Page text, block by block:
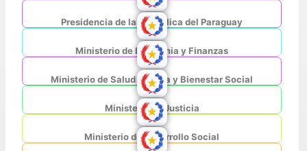
Presidencia de la República del Paraguay
Ministerio de Economia y Finanzas
Ministerio de Salud Pública y Bienestar Social
Ministerio de Justicia
Ministerio de Desarrollo Social